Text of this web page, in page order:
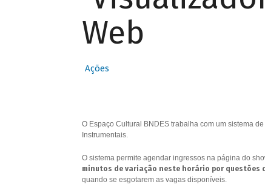
Web
Ações
O Espaço Cultural BNDES trabalha com um sistema
Instrumentais.
O sistema permite agendar ingressos na página do
minutos de variação neste horário por questões
quando se esgotarem as vagas disponíveis.